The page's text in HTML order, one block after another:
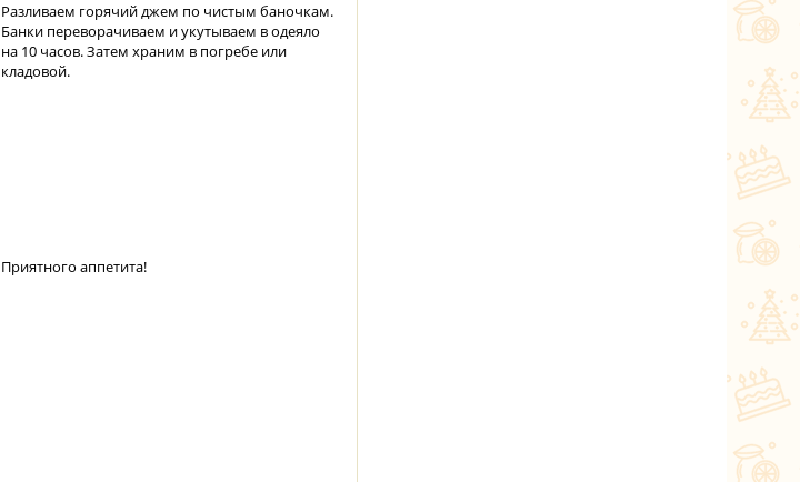
Разливаем горячий джем по чистым баночкам.
Банки переворачиваем и укутываем в одеяло
на 10 часов. Затем храним в погребе или
кладовой.
Приятного аппетита!